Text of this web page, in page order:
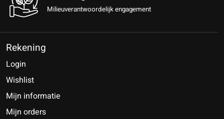
Milieuverantwoordelijk engagement
Rekening
Login
Wishlist
Mijn informatie
Mijn orders